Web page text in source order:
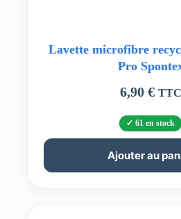
Lavette microfibre
Pro
6,90 € TTC
61 en stock
Ajouter au